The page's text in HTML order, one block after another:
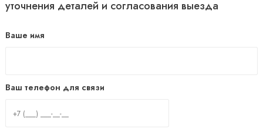
уточнения деталей и согласования выезда
Ваше имя
Ваш телефон для связи